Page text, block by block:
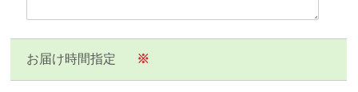
お届け時間指定 ※